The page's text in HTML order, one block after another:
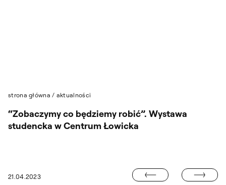
strona główna / aktualności
21.04.2023
“Zobaczymy co będziemy robić”. Wystawa
studencka w Centrum Łowicka
EFEKTY MIĘDZYNARODOWYCH WARSZTATÓW
MUSICAL „WE